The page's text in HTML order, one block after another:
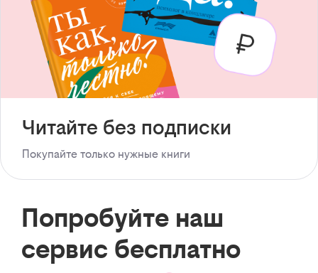
Читайте без подписки
Покупайте только нужные книги
Попробуйте наш
сервис бесплатно